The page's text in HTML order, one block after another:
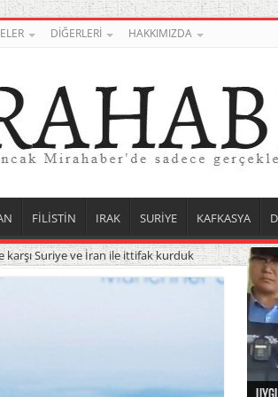
DİĞERLERİ HAKKIMIZDA
FİLİSTİN IRAK SURİYE KAFKASYA
karşı Suriye ve İran ile ittifak kurduk